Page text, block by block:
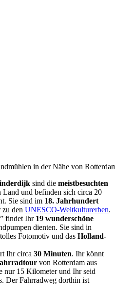
in der Nähe von
sind die meistbesuchten
Land und befinden sich circa 20
Sie sind im 18. Jahrhundert
zu den UNESCO-Weltkulturerben.
findet Ihr 19 wunderschöne
dienten. Sie sind in
Fotomotiv und das Holland-
Ihr circa 30 Minuten. Ihr könnt
von Rotterdam aus
nur 15 Kilometer und Ihr seid
Der Fahrradweg dorthin ist